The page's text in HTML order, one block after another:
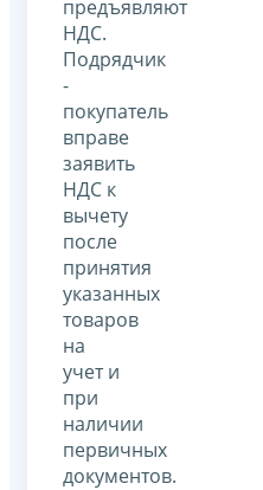
предъявляют
НДС.
Подрядчик
-
покупатель
вправе
заявить
НДС к
вычету
после
принятия
указанных
товаров
на
учет и
при
наличии
первичных
документов.